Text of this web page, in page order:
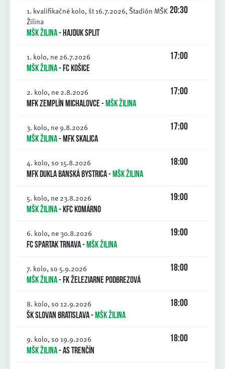
1. kvalifikačné kolo, št 16.7.2026, Štadión MŠK
Žilina
MŠK Žilina-Hajduk Split
20:30
1. kolo, ne 26.7.2026
MŠK Žilina-FC Košice
17:00
2. kolo, ne 2.8.2026
MFK Zemplín Michalovce-MŠK Žilina
17:00
3. kolo, ne 9.8.2026
MŠK Žilina-MFK Skalica
17:00
4. kolo, so 15.8.2026
MFK Dukla Banská Bystrica-MŠK Žilina
18:00
5. kolo, ne 23.8.2026
MŠK Žilina-KFC Komárno
19:00
6. kolo, ne 30.8.2026
FC Spartak Trnava-MŠK Žilina
19:00
7. kolo, so 5.9.2026
MŠK Žilina-FK Železiarne Podbrezová
18:00
8. kolo, so 12.9.2026
ŠK Slovan Bratislava-MŠK Žilina
18:00
9. kolo, so 19.9.2026
MŠK Žilina-AS Trenčín
18:00